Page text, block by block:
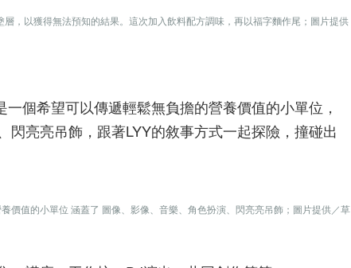
，以獲得無法預知的結果。這次加入飲料配方調味，再以福字麵作尾；圖片提供
個希望可以傳遞輕鬆無負擔的營養價值的小單位，
亮亮吊飾，跟著LYY的敘事方式一起探險，撞碰出
價值的小單位 涵蓋了 圖像、影像、音樂、角色扮演、閃亮亮吊飾；圖片提供／草